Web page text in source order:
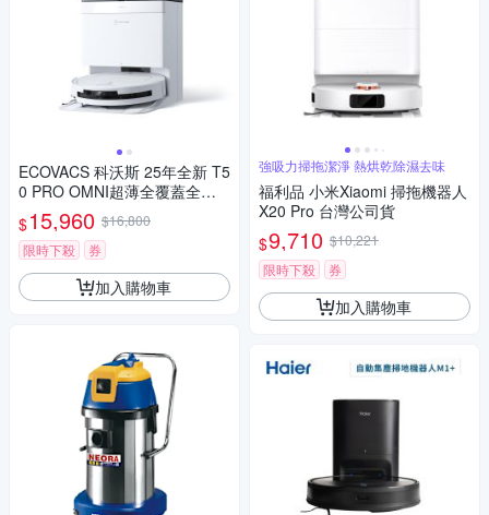
ECOVACS 科沃斯 25年全新 T5
0 PRO OMNI超薄全覆蓋全能
旗艦掃拖機器人
$15,960 $16,800
限時下殺
券
加入購物車
強吸力掃拖潔淨 熱烘乾除濕去味
福利品 小米Xiaomi 掃拖機器人
X20 Pro 台灣公司貨
$9,710 $10,221
限時下殺
券
加入購物車